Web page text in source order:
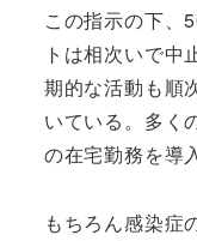
この指示の下、
トは相次いで中
期的な活動も順
いている。多く
の在宅勤務を導
もちろん感染症